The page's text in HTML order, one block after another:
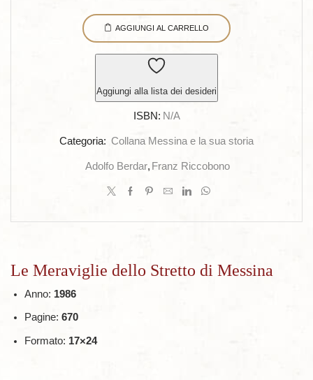
Meraviglie
dello
di
Messina
quantità
AGGIUNGI AL CARRELLO
Aggiungi alla lista dei desideri
ISBN: N/A
Categoria: Collana Messina e la sua storia
Adolfo Berdar, Franz Riccobono
Le Meraviglie dello Stretto di Messina
Anno: 1986
Pagine: 670
Formato: 17×24